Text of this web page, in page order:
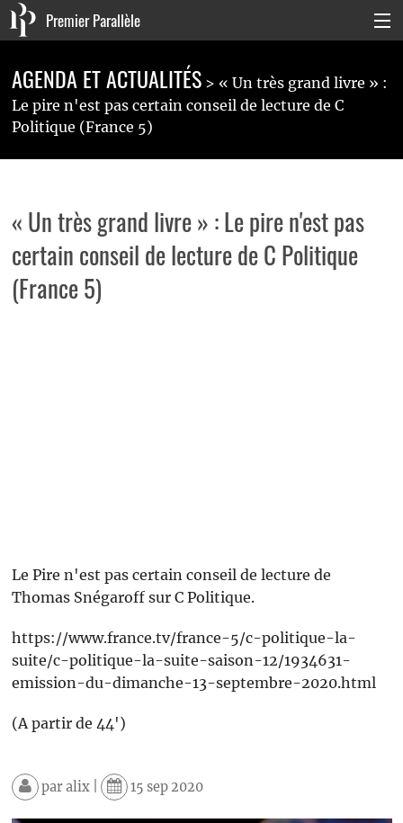
Premier Parallèle
Collection Carnets
Collection Poche
La maison
Connexion
AGENDA ET ACTUALITÉS
« Un très grand livre » :
Le pire n'est pas certain conseil de lecture de C
Politique (France 5)
« Un très grand livre » : Le pire n'est pas
certain conseil de lecture de C Politique
(France 5)
Le Pire n'est pas certain conseil de lecture de
Thomas Snégaroff sur C Politique.
https://www.france.tv/france-5/c-politique-la-
suite/c-politique-la-suite-saison-12/1934631-
emission-du-dimanche-13-septembre-2020.html
(A partir de 44')
paralix| 15 sep 2020